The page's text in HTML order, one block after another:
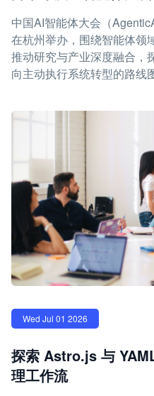
中国AI智能体大会（
在杭州举办，围绕智能体领
推动研究与产业深度融合，
向主动执行系统转型的路线图
Wed Jul 01 2026
探索 Astro.js 与
理工作流